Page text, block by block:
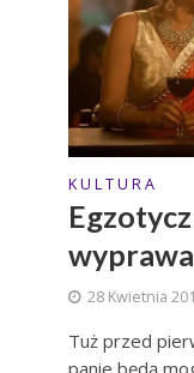
K U L T U R A
28 Kwietnia
Tuż przed
panie będą